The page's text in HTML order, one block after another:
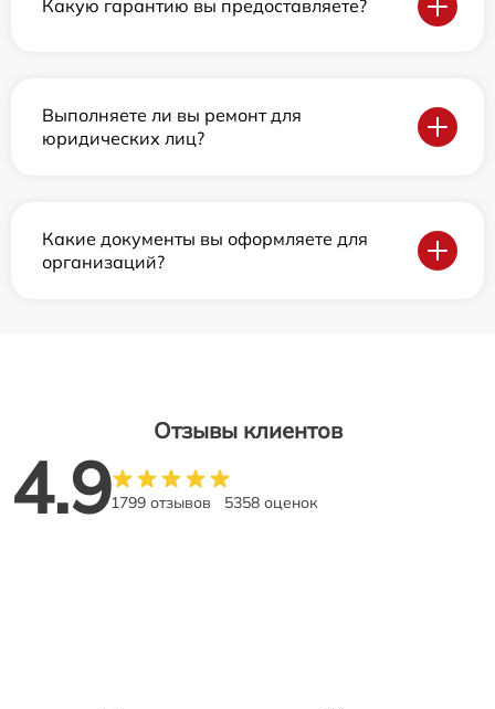
Какую гарантию вы предоставляете?
Выполняете ли вы ремонт для
юридических лиц?
Какие документы вы оформляете для
организаций?
Отзывы клиентов
4.91799 отзывов 5358 оценок